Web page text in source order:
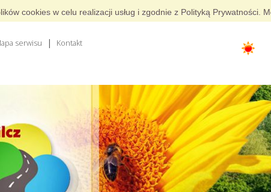
cookies w celu realizacji usług i zgodnie z Polityką
serwisu Kontakt